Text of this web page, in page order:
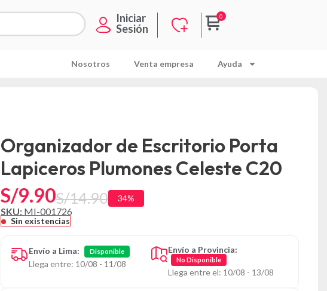
Iniciar
Sesión
Nosotros Venta empresa Ayuda
Organizador de Escritorio Porta
Lapiceros Plumones Celeste C20
S/14.90
S/9.90 34%
SKU: MI-001726
Sin existencias
Envío a Lima: Disponible
Llega entre: 10/08 - 11/08
Envío a Provincia:
No Disponible
Llega entre el: 10/08 - 13/08